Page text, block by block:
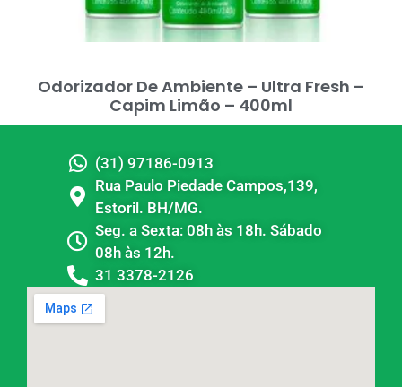
Odorizador De Ambiente – Ultra Fresh –
Capim Limão – 400ml
(31) 97186-0913
Rua Paulo Piedade Campos,139,
Estoril. BH/MG.
Seg. a Sexta: 08h às 18h. Sábado
08h às 12h.
31 3378-2126